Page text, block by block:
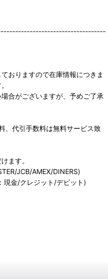
おりますので在庫情報につきま
合がございますが、予めご了承
、代引手数料は無料サービス致
ます。
JCB/AMEX/DINERS)
現金/クレジット/デビット)